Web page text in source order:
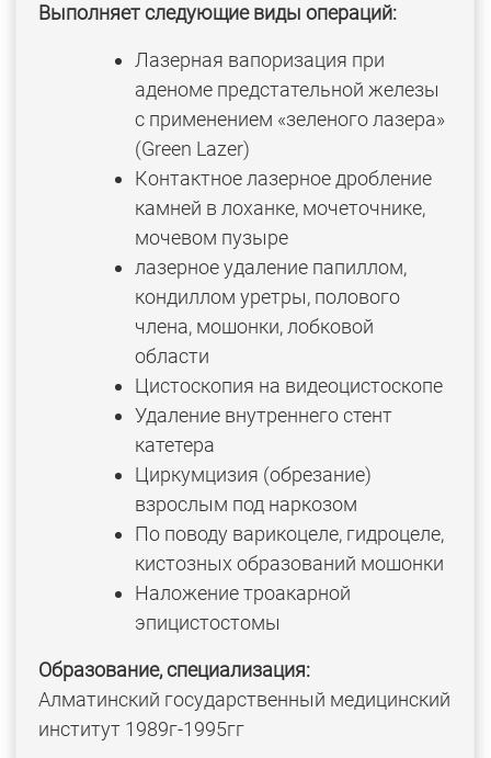
Выполняет следующие виды операций:
Лазерная вапоризация при
аденоме предстательной железы
с применением «зеленого лазера»
(Green Lazer)
Контактное лазерное дробление
камней в лоханке, мочеточнике,
мочевом пузыре
лазерное удаление папиллом,
кондиллом уретры, полового
члена, мошонки, лобковой
области
Цистоскопия на видеоцистоскопе
Удаление внутреннего стент
катетера
Циркумцизия (обрезание)
взрослым под наркозом
По поводу варикоцеле, гидроцеле,
кистозных образований мошонки
Наложение троакарной
эпицистостомы
Образование, специализация:
Алматинский государственный медицинский
институт 1989г-1995гг